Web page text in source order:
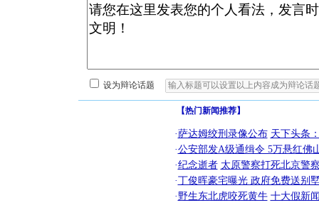
设为辩论话题
【热门新闻推荐】
·萨达姆绞刑录像公布 天下头条
·公安部发A级通缉令 5万悬红佛
·纪念逝者 太原警察打死北京警
·丁俊晖豪宅曝光 政府免费送别
·野生东北虎咬死黄牛 十大假新